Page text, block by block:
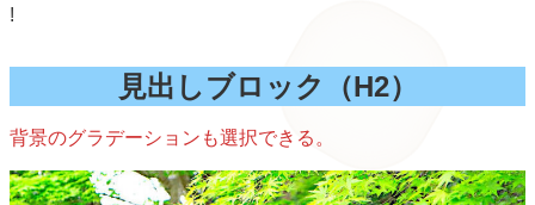
!
見出しブロック（H2）
背景のグラデーションも選択できる。